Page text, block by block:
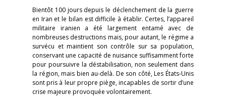
Bientôt 100 jours depuis le déclenchement de la guerre
en Iran et le bilan est difficile à établir. Certes, l’appareil
militaire iranien a été largement entamé avec de
nombreuses destructions mais, pour autant, le régime a
survécu et maintient son contrôle sur sa population,
conservant une capacité de nuisance suffisamment forte
pour poursuivre la déstabilisation, non seulement dans
la région, mais bien au-delà. De son côté, Les États-Unis
sont pris à leur propre piège, incapables de sortir d’une
crise majeure provoquée volontairement.